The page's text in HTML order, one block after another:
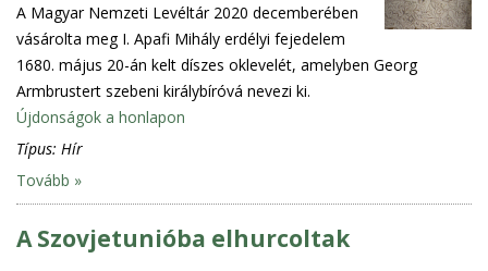
A Magyar Nemzeti Levéltár 2020 decemberében
vásárolta meg I. Apafi Mihály erdélyi fejedelem
1680. május 20-án kelt díszes oklevelét, amelyben Georg
Armbrustert szebeni királybíróvá nevezi ki.
Újdonságok a honlapon
Típus: Hír
Tovább »
A Szovjetunióba elhurcoltak